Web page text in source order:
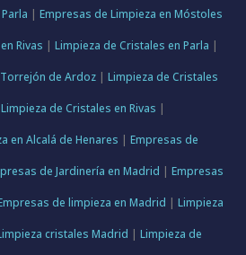
| Empresas de Limpieza en Móstoles
Rivas | Limpieza de Cristales en Parla |
de Ardoz | Limpieza de Cristales
Limpieza de Cristales en Rivas |
en Alcalá de Henares | Empresas de
de Jardinería en Madrid | Empresas
de limpieza en Madrid | Limpieza
cristales Madrid | Limpieza de